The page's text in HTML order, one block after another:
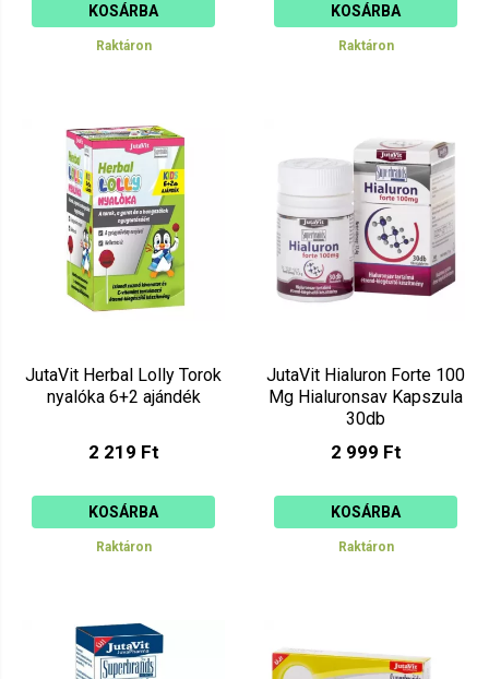
KOSÁRBA
Raktáron
KOSÁRBA
Raktáron
JutaVit Herbal Lolly Torok
nyalóka 6+2 ajándék
2 219 Ft
KOSÁRBA
Raktáron
JutaVit Hialuron Forte 100
Mg Hialuronsav Kapszula
30db
2 999 Ft
KOSÁRBA
Raktáron